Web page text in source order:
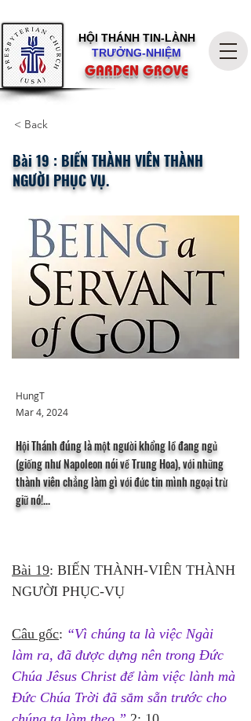
HỘI THÁNH TIN-LÀNH
TRƯỞNG-NHIỆM
GARDEN GROVE
< Back
Bài 19 : BIẾN THÀNH VIÊN THÀNH
NGƯỜI PHỤC VỤ.
HungT
Mar 4, 2024
Hội Thánh đúng là một người khổng lồ đang ngủ
(giống như Napoleon nói về Trung Hoa), với những
thành viên chẳng làm gì với đức tin mình ngoại trừ
giữ nó!...
Bài 19: BIẾN THÀNH-VIÊN THÀNH
NGƯỜI PHỤC-VỤ
Câu gốc: “Vì chúng ta là việc Ngài
làm ra, đã được dựng nên trong Đức
Chúa Jêsus Christ để làm việc lành mà
Đức Chúa Trời đã sắm sẵn trước cho